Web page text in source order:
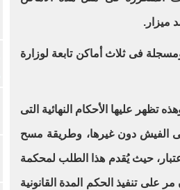
ميزار.
فى ثلاث أماكن تابعة لوزارة
تظهر عليها الأحكام النهائية التى
الفيش دون غيرها، وطريقة مسح
حيث يُقدم هذا الطلب لمحكمة
على تنفيذ الحكم المدة القانونية